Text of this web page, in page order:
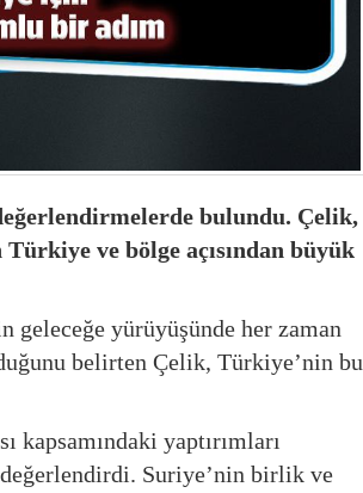
bulundu. Çelik,
ve bölge açısından büyük
geleceğe yürüyüşünde her zaman
belirten Çelik, Türkiye’nin bu
kapsamındaki yaptırımları
Suriye’nin birlik ve